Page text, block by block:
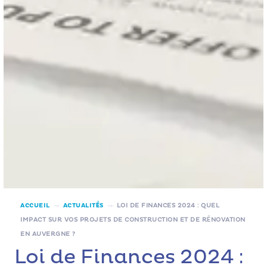
ACCUEIL → ACTUALITÉS →
LOI DE FINANCES 2024 : QUEL
IMPACT SUR VOS PROJETS DE CONSTRUCTION ET DE RÉNOVATION
EN AUVERGNE ?
Loi de Finances 2024 :